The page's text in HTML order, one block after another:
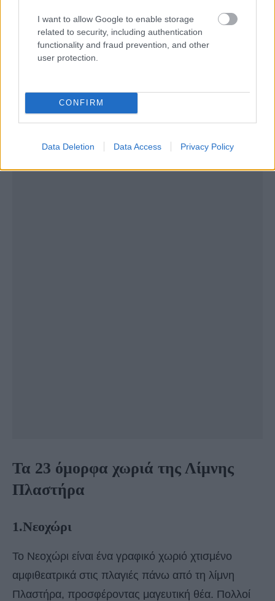
I want to allow Google to enable storage
related to security, including authentication
functionality and fraud prevention, and other
user protection.
CONFIRM
Data Deletion Data Access Privacy Policy
Τα 23 όμορφα χωριά της Λίμνης
Πλαστήρα
1.Νεοχώρι
Το Νεοχώρι είναι ένα γραφικό χωριό χτισμένο
αμφιθεατρικά στις πλαγιές πάνω από τη λίμνη
Πλαστήρα, προσφέροντας μαγευτική θέα. Πολλοί